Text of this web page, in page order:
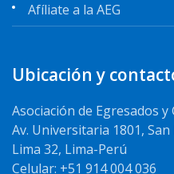
Afíliate a la AEG
Ubicación y
Asociación de Egresados y
Av. Universitaria 1801,
Lima 32, Lima-Perú
Celular: +51 914 004 036